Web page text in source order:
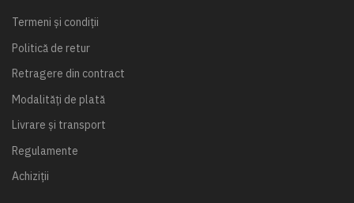
Termeni și condiții
Politică de retur
Retragere din contract
Modalități de plată
Livrare și transport
Regulamente
Achiziții